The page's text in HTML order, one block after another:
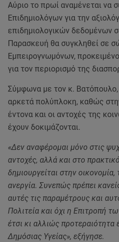
Αύριο το πρωί αναμένεται να
Επιδημιολόγων για την
επιδημιολογικών δεδομένων
Παρασκευή θα συγκληθεί σε
Εμπειρογνωμόνων,
για τον περιορισμό της
Σύμφωνα με τον κ. Βατόπουλο,
αρκετά πολύπλοκη, καθώς
έντονα και οι αντοχές της
έχουν δοκιμάζονται.
«Δεν αναφέρομαι μόνο στις
αντοχές, αλλά και στο
δημιουργείται στην οικονομία,
ανεργία. Συνεπώς πρέπει
αυτές τις παραμέτρους και
Πολιτεία και όχι η Επιτροπή
έτσι κι αλλιώς προτεραιότητα
Δημόσιας Υγείας», εξήγησε.